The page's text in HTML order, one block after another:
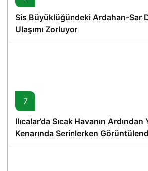
Sis Büyüklüğündeki Ardahan-Sar
Ulaşımı Zorluyor
7
Ilıcalar’da Sıcak Havanın Ardından
Kenarında Serinlerken